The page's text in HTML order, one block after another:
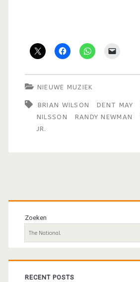
NIEUWE MUZIEK
BRIAN WILSON DENT MAY
NILSSON
RANDY NEWMAN
JR.
Primaire
sidebar
Zoeken
RECENT POSTS